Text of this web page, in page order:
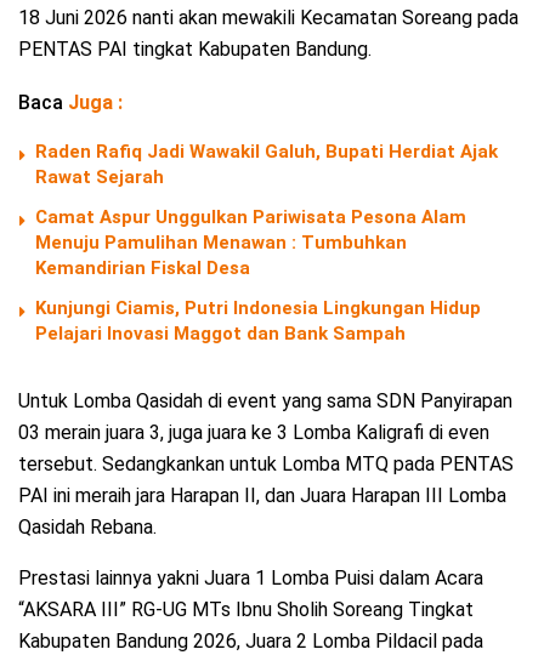
18 Juni 2026 nanti akan mewakili Kecamatan Soreang pada
PENTAS PAI tingkat Kabupaten Bandung.
Baca Juga :
Raden Rafiq Jadi Wawakil Galuh, Bupati Herdiat Ajak
Rawat Sejarah
Camat Aspur Unggulkan Pariwisata Pesona Alam
Menuju Pamulihan Menawan : Tumbuhkan
Kemandirian Fiskal Desa
Kunjungi Ciamis, Putri Indonesia Lingkungan Hidup
Pelajari Inovasi Maggot dan Bank Sampah
Untuk Lomba Qasidah di event yang sama SDN Panyirapan
03 merain juara 3, juga juara ke 3 Lomba Kaligrafi di even
tersebut. Sedangkankan untuk Lomba MTQ pada PENTAS
PAI ini meraih jara Harapan II, dan Juara Harapan III Lomba
Qasidah Rebana.
Prestasi lainnya yakni Juara 1 Lomba Puisi dalam Acara
“AKSARA III” RG-UG MTs Ibnu Sholih Soreang Tingkat
Kabupaten Bandung 2026, Juara 2 Lomba Pildacil pada